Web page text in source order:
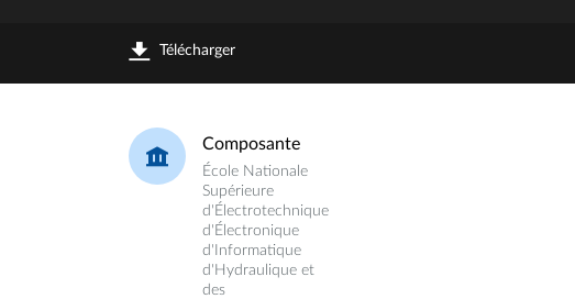
Télécharger
Composante
École Nationale
Supérieure
d'Électrotechnique
d'Électronique
d'Informatique
d'Hydraulique et
des